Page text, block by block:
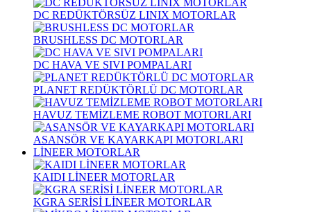
DC REDÜKTÖRSÜZ LINIX MOTORLAR
BRUSHLESS DC MOTORLAR
DC HAVA VE SIVI POMPALARI
PLANET REDÜKTÖRLÜ DC MOTORLAR
HAVUZ TEMİZLEME ROBOT MOTORLARI
ASANSÖR VE KAYARKAPI MOTORLARI
LİNEER MOTORLAR
KAIDI LİNEER MOTORLAR
KGRA SERİSİ LİNEER MOTORLAR